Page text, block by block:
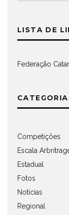
LISTA DE
Federação
Competições
Escala
Estadual
Fotos
Notícias
Regional